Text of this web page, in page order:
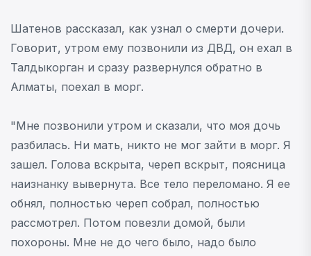
Шатенов рассказал, как узнал о смерти дочери.
Говорит, утром ему позвонили из ДВД, он ехал в
Талдыкорган и сразу развернулся обратно в
Алматы, поехал в морг.
"Мне позвонили утром и сказали, что моя дочь
разбилась. Ни мать, никто не мог зайти в морг. Я
зашел. Голова вскрыта, череп вскрыт, поясница
наизнанку вывернута. Все тело переломано. Я ее
обнял, полностью череп собрал, полностью
рассмотрел. Потом повезли домой, были
похороны. Мне не до чего было, надо было